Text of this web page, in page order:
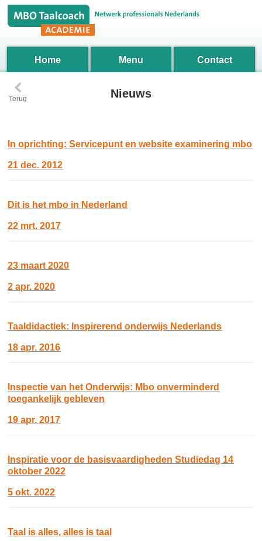
Home Menu Contact
‹
Terug Nieuws
In oprichting: Servicepunt en website examinering mbo
21 dec. 2012
Dit is het mbo in Nederland
22 mrt. 2017
23 maart 2020
2 apr. 2020
Taaldidactiek: Inspirerend onderwijs Nederlands
18 apr. 2016
Inspectie van het Onderwijs: Mbo onverminderd
toegankelijk gebleven
19 apr. 2017
Inspiratie voor de basisvaardigheden Studiedag 14
oktober 2022
5 okt. 2022
Taal is alles, alles is taal